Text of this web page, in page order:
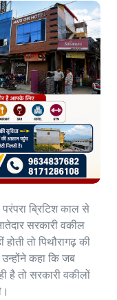
ब्रिटिश काल से
सरकारी वकील
तो पिथौरागढ़ की
उन्होंने कहा कि जब
है तो सरकारी वकीलों